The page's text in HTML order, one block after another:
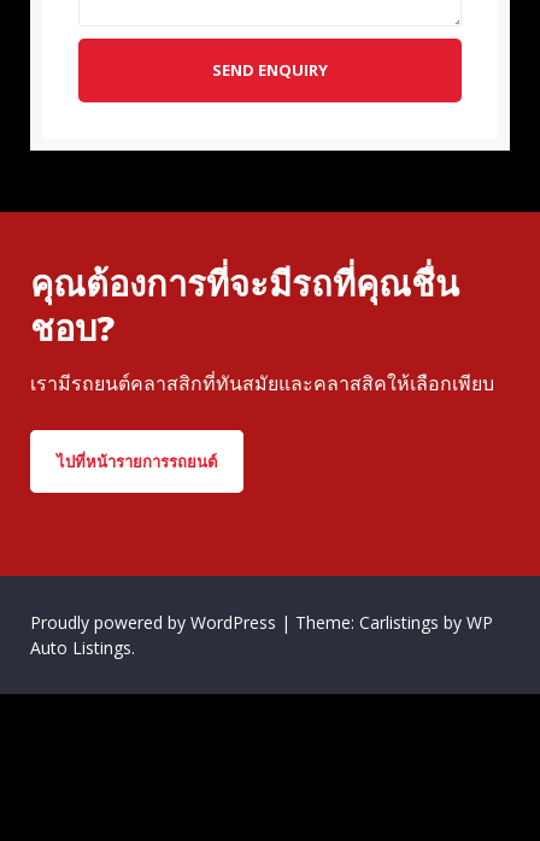
SEND ENQUIRY
คุณต้องการที่จะมีรถที่คุณชื่น
ชอบ?
เรามีรถยนต์คลาสสิกที่ทันสมัยและคลาสสิคให้เลือกเพียบ
ไปที่หน้ารายการรถยนต์
Proudly powered by WordPress | Theme: Carlistings by WP
Auto Listings.